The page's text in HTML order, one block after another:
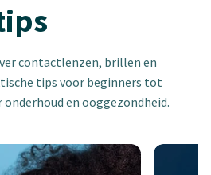
contactlenzen, brillen en
tips voor beginners tot
en ooggezondheid.